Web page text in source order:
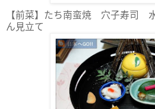
【前菜】たち南蛮焼 穴子寿司
ん見立て